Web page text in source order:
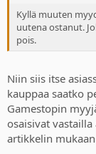
Kyllä muuten
uutena ostanut.
pois.
Niin siis itse
kauppaa saatko
Gamestopin
osaisivat
artikkelin